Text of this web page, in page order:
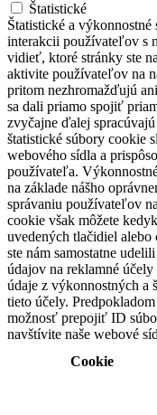
Štatistické
Štatistické a
interakcii používateľov s
vidieť, ktoré stránky ste
aktivite používateľov na
pritom nezhromažďujú
sa dali priamo spojiť
zvyčajne ďalej
štatistické súbory cookie
webového sídla a
používateľa.
na základe nášho
správaniu používateľov
cookie však môžete
uvedených tlačidiel
ste nám samostatne
údajov na reklamné
údaje z výkonnostných a
tieto účely.
možnosť prepojiť ID
navštívite naše webové
Cookie